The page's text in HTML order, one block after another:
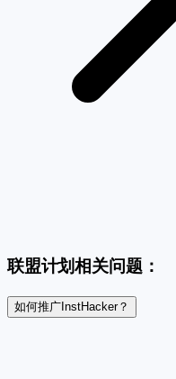
联盟计划相关问题：
如何推广InstHacker？